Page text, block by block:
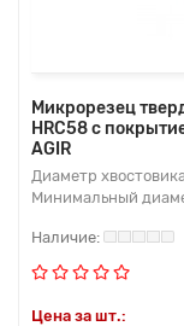
Микрорезец
HRC58 с
AGIR
Диаметр
Минимальный
Цена за шт.: